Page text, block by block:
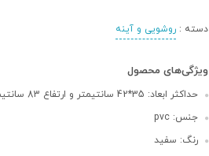
دسته :روشویی و آینه
ویژگی‌های محصول
حداکثر ابعاد: 35*42 سانتیمتر و ارتفاع 83 سانتیمتر
جنس: pvc
رنگ: سفید